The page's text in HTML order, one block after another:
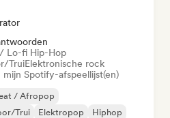
Lo-fi Hip-Hop
TruiElektronische rock
Spotify-afspeellijst(en)
/ Afropop
Trui Elektropop
Hiphop